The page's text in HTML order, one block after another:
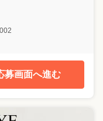
募画面へ進む